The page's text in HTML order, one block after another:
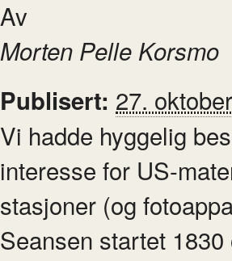
Av
Morten Pelle Korsmo
Publisert: 27.
Vi hadde hyggelig
interesse for US-
stasjoner (og
Seansen startet